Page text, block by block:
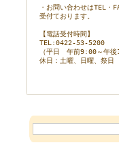
・お問い合わせはTEL・
受付ております。
【電話受付時間】
TEL:0422-53-5200
（平日 午前9:00～午後
休日： 土曜、日曜、祭日